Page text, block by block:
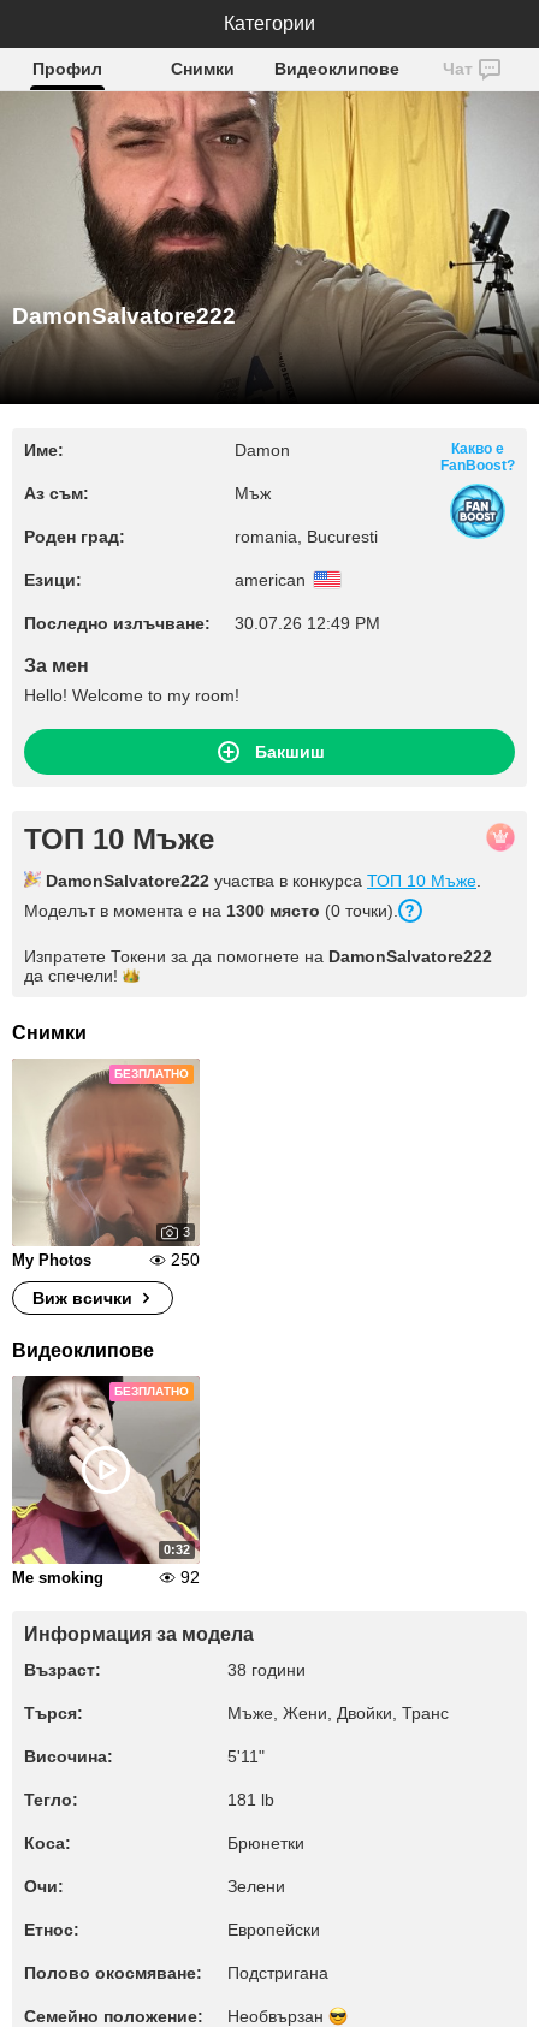
DamonSalvatore222
Профил Снимки Видеоклипове Чат
DamonSalvatore222
Име: Damon
Аз съм: Мъж
Роден град: romania, Bucuresti
Езици: american
Последно излъчване: 30.07.26 12:49 PM
Какво е
FanBoost?
За мен
Hello! Welcome to my room!
Бакшиш
ТОП 10 Мъже
DamonSalvatore222 участва в конкурса ТОП 10 Мъже
Моделът в момента е на 1300 място (0 точки).
Изпратете Токени за да помогнете на DamonSalvatore222
да спечели!
Снимки
БЕЗПЛАТНО
3
My Photos
250
Виж всички
Видеоклипове
БЕЗПЛАТНО
0:32
Me smoking 92
Информация за модела
Възраст: 38 години
Търся: Мъже, Жени, Двойки, Транс
Височина: 5'11"
Тегло: 181 lb
Коса: Брюнетки
Очи: Зелени
Етнос: Европейски
Полово окосмяване: Подстригана
Семейно положение: Необвързан
Категории